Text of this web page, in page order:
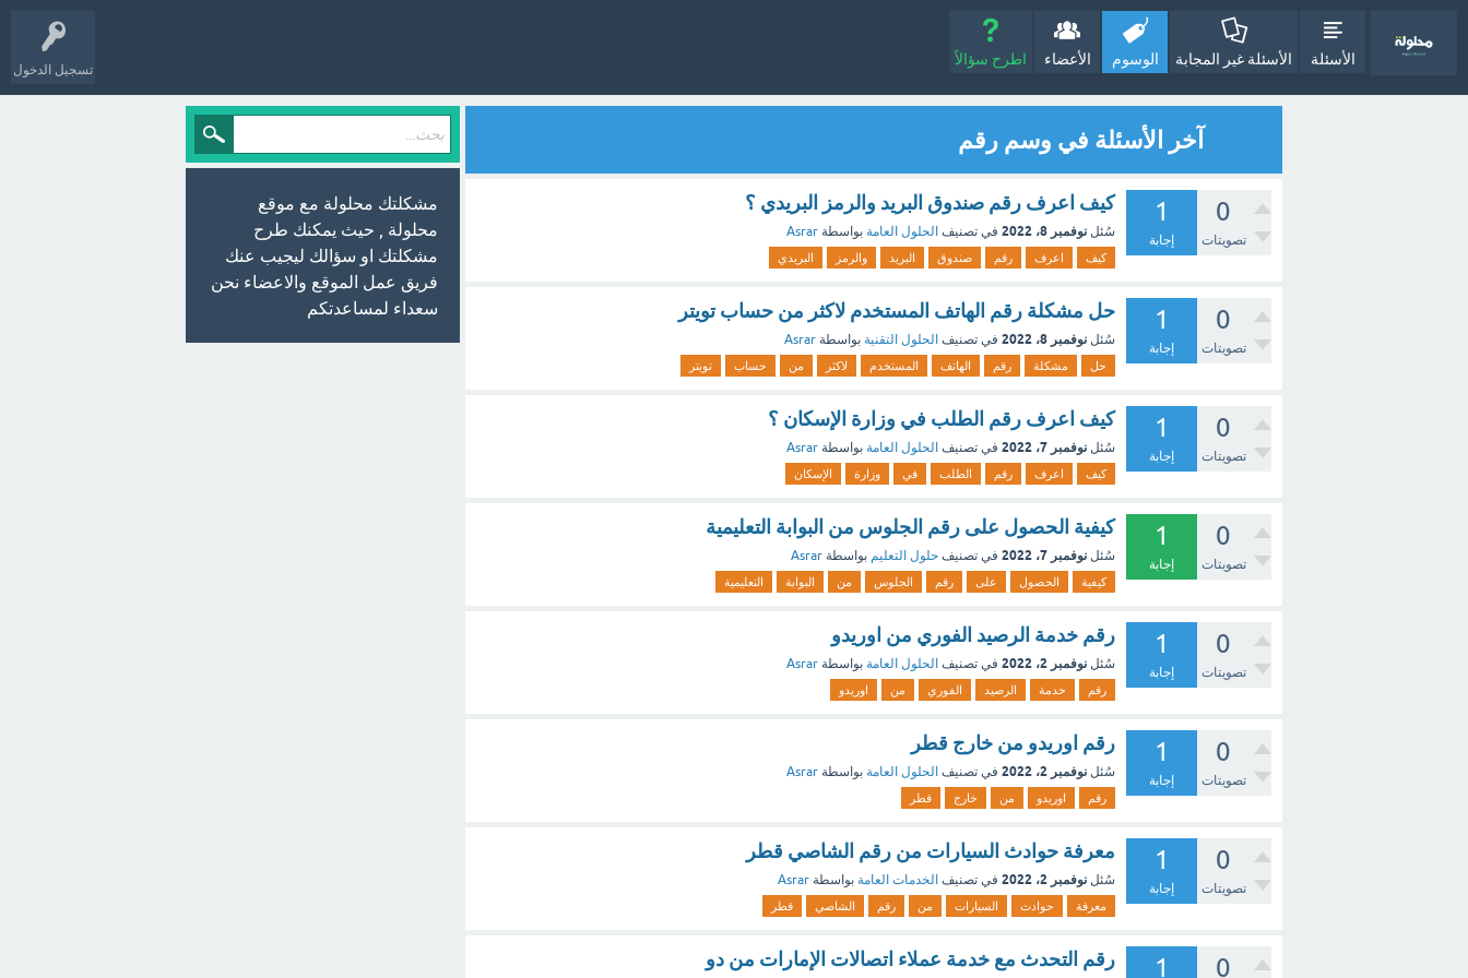
تسجيل الدخول
الأسئلة الأسئلة غير المجابة الوسوم الأعضاء اطرح سؤالاً
آخر الأسئلة في وسم رقم
0
تصويتات
1
إجابة
كيف اعرف رقم صندوق البريد والرمز البريدي ؟
سُئل نوفمبر 8، 2022 في تصنيف الحلول العامة بواسطة Asrar
كيف اعرف رقم صندوق البريد والرمز البريدي
0
تصويتات
1
إجابة
حل مشكلة رقم الهاتف المستخدم لاكثر من حساب تويتر
سُئل نوفمبر 8، 2022 في تصنيف الحلول التقنية بواسطة Asrar
حل مشكلة رقم الهاتف المستخدم لاكثر من حساب تويتر
0
تصويتات
1
إجابة
كيف اعرف رقم الطلب في وزارة الإسكان ؟
سُئل نوفمبر 7، 2022 في تصنيف الحلول العامة بواسطة Asrar
كيف اعرف رقم الطلب في وزارة الإسكان
0
تصويتات
1
إجابة
كيفية الحصول على رقم الجلوس من البوابة التعليمية
سُئل نوفمبر 7، 2022 في تصنيف حلول التعليم بواسطة Asrar
كيفية الحصول على رقم الجلوس من البوابة التعليمية
0
تصويتات
1
إجابة
رقم خدمة الرصيد الفوري من اوريدو
سُئل نوفمبر 2، 2022 في تصنيف الحلول العامة بواسطة Asrar
رقم خدمة الرصيد الفوري من اوريدو
0
تصويتات
1
إجابة
رقم اوريدو من خارج قطر
سُئل نوفمبر 2، 2022 في تصنيف الحلول العامة بواسطة Asrar
رقم اوريدو من خارج قطر
0
تصويتات
1
إجابة
معرفة حوادث السيارات من رقم الشاصي قطر
سُئل نوفمبر 2، 2022 في تصنيف الخدمات العامة بواسطة Asrar
معرفة حوادث السيارات من رقم الشاصي قطر
0
1 رقم التحدث مع خدمة عملاء اتصالات الإمارات من دو
مشكلتك محلولة مع موقع
محلولة , حيث يمكنك طرح
مشكلتك او سؤالك ليجيب عنك
فريق عمل الموقع والاعضاء نحن
سعداء لمساعدتكم